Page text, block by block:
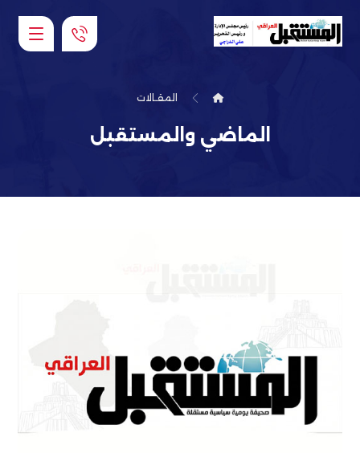
المقـالات
الماضي والمستقبل